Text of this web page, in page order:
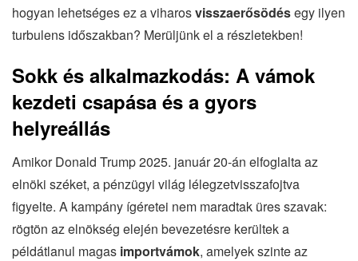
hogyan lehetséges ez a viharosvisszaerősödésegy ilyen
turbulens időszakban? Merüljünk el a részletekben!
Sokk és alkalmazkodás: A vámok
kezdeti csapása és a gyors
helyreállás
Amikor Donald Trump 2025. január 20-án elfoglalta az
elnöki széket, a pénzügyi világ lélegzetvisszafojtva
figyelte. A kampány ígéretei nem maradtak üres szavak:
rögtön az elnökség elején bevezetésre kerültek a
példátlanul magas importvámok, amelyek szinte az